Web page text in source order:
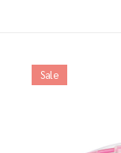
Sale